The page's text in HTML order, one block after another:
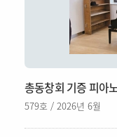
총동창회 기증 피아
579호 / 2026년 6월